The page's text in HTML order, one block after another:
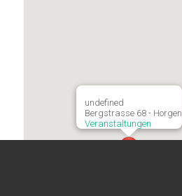
undefined
Bergstrasse 68 - Horgen
Veranstaltungen